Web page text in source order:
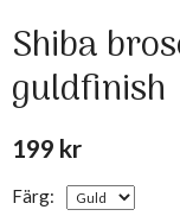
Shiba
guldfinish
199 kr
Färg: